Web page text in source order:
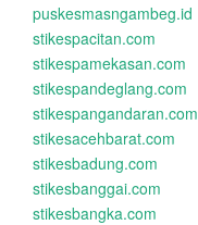
puskesmasngambeg.id
stikespacitan.com
stikespamekasan.com
stikespandeglang.com
stikespangandaran.com
stikesacehbarat.com
stikesbadung.com
stikesbanggai.com
stikesbangka.com